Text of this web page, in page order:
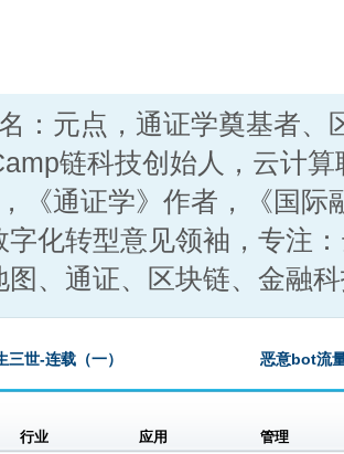
：元点，通证学奠基者、
链科技创始人，云计
《通证学》作者，《国际
字化转型意见领袖，专注
图、通证、区块链、金融
三世-连载（一） 恶意bot流
行业
应用
管理